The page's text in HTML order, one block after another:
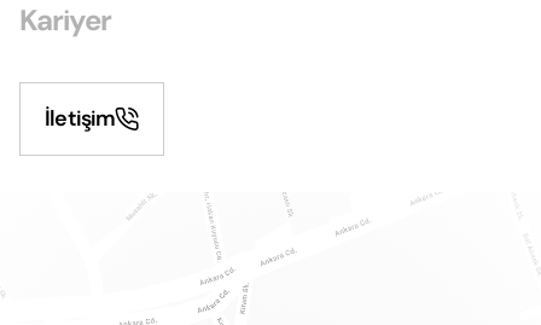
Kariyer
İletişim